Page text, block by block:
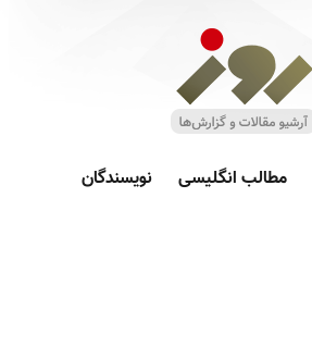
مطالب انگلیسی نویسندگان